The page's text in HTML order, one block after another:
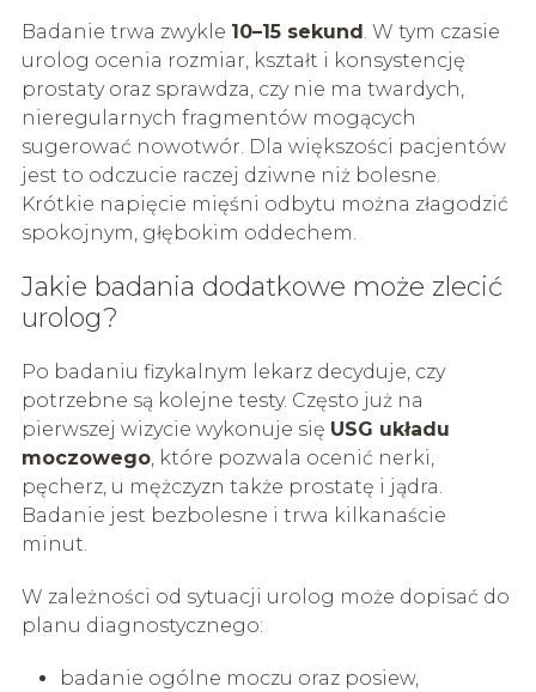
Badanie trwa zwykle 10–15 sekund . W tym czasie
urolog ocenia rozmiar, kształt i konsystencję
prostaty oraz sprawdza, czy nie ma twardych,
nieregularnych fragmentów mogących
sugerować nowotwór. Dla większości pacjentów
jest to odczucie raczej dziwne niż bolesne.
Krótkie napięcie mięśni odbytu można złagodzić
spokojnym, głębokim oddechem.
Jakie badania dodatkowe może zlecić
urolog?
Po badaniu fizykalnym lekarz decyduje, czy
potrzebne są kolejne testy. Często już na
pierwszej wizycie wykonuje się USG układu
moczowego, które pozwala ocenić nerki,
pęcherz, u mężczyzn także prostatę i jądra.
Badanie jest bezbolesne i trwa kilkanaście
minut.
W zależności od sytuacji urolog może dopisać do
planu diagnostycznego:
badanie ogólne moczu oraz posiew,